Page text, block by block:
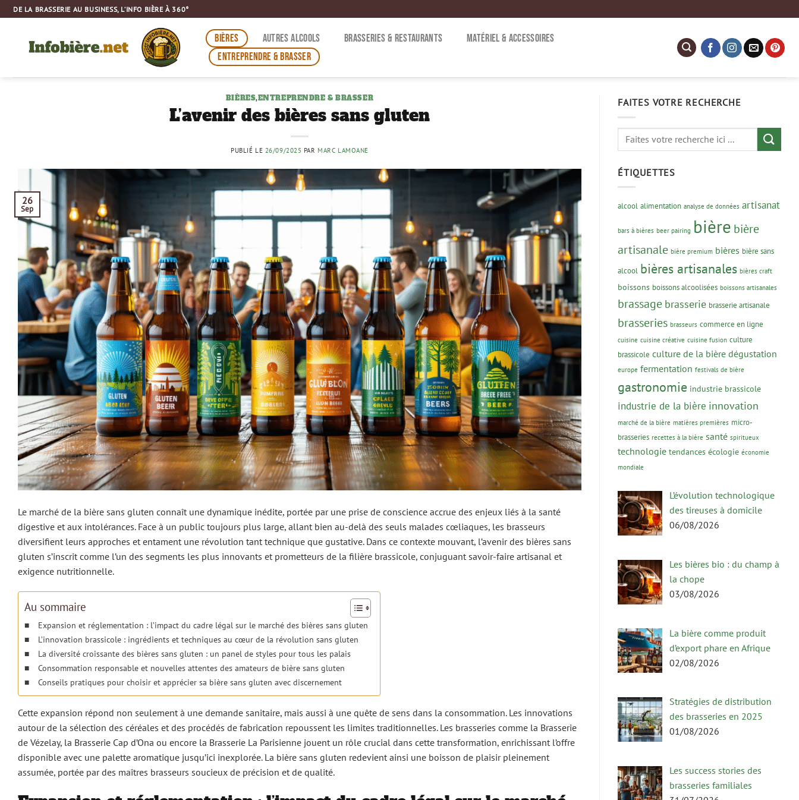
Passer
au
DE LA BRASSERIE AU BUSINESS, L’INFO BIÈRE À 360°
BIÈRES AUTRES ALCOOLS BRASSERIES & RESTAURANTS
MATÉRIEL & ACCESSOIRES
ENTREPRENDRE & BRASSER
BIÈRES,ENTREPRENDRE & BRASSER
L’avenir des bières sans gluten
PUBLIÉ LE 26/09/2025 PAR MARC LAMOANE
26
Sep
Le marché de la bière sans gluten connaît une dynamique inédite, portée par une prise de conscience accrue des enjeux liés à la santé
digestive et aux intolérances. Face à un public toujours plus large, allant bien au-delà des seuls malades cœliaques, les brasseurs
diversifient leurs approches et entament une révolution tant technique que gustative. Dans ce contexte mouvant, l’avenir des bières sans
gluten s’inscrit comme l’un des segments les plus innovants et prometteurs de la filière brassicole, conjuguant savoir-faire artisanal et
exigence nutritionnelle.
Au sommaire
Expansion et réglementation : l’impact du cadre légal sur le marché des bières sans gluten
L’innovation brassicole : ingrédients et techniques au cœur de la révolution sans gluten
La diversité croissante des bières sans gluten : un panel de styles pour tous les palais
Consommation responsable et nouvelles attentes des amateurs de bière sans gluten
Conseils pratiques pour choisir et apprécier sa bière sans gluten avec discernement
Cette expansion répond non seulement à une demande sanitaire, mais aussi à une quête de sens dans la consommation. Les innovations
autour de la sélection des céréales et des procédés de fabrication repoussent les limites traditionnelles. Les brasseries comme la Brasserie
de Vézelay, la Brasserie Cap d’Ona ou encore la Brasserie La Parisienne jouent un rôle crucial dans cette transformation, enrichissant l’offre
disponible avec une palette aromatique jusqu’ici inexplorée. La bière sans gluten redevient ainsi une boisson de plaisir pleinement
assumée, portée par des maîtres brasseurs soucieux de précision et de qualité.
FAITES VOTRE RECHERCHE
ÉTIQUETTES
alcool alimentation analyse de données artisanat
bars à bières beer pairing bière bière
artisanale bière premium bières bière sans
alcool bières artisanales bières craft
boissons boissons alcoolisées boissons artisanales
brassage brasserie brasserie artisanale
brasseries brasseurs commerce en ligne
cuisine cuisine créative cuisine fusion culture
brassicole culture de la bière dégustation
europe fermentation festivals de bière
gastronomie industrie brassicole
industrie de la bière innovation
marché de la bière matières premières micro-
brasseries recettes à la bière santé spiritueux
technologie tendances écologie économie
mondiale
L’évolution technologique
des tireuses à domicile
06/08/2026
Les bières bio : du champ à
la chope
03/08/2026
La bière comme produit
d’export phare en Afrique
02/08/2026
Stratégies de distribution
des brasseries en 2025
01/08/2026
Les success stories des
brasseries familiales